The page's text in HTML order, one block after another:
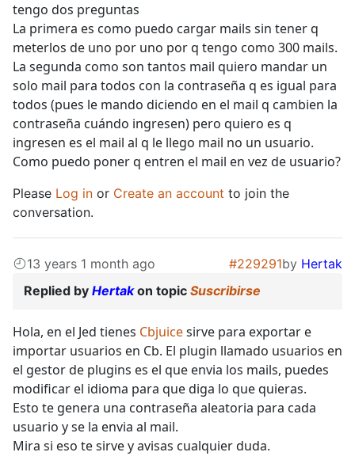
tengo dos preguntas
La primera es como puedo cargar mails sin tener q
meterlos de uno por uno por q tengo como 300 mails.
La segunda como son tantos mail quiero mandar un
solo mail para todos con la contraseña q es igual para
todos (pues le mando diciendo en el mail q cambien la
contraseña cuándo ingresen) pero quiero es q
ingresen es el mail al q le llego mail no un usuario.
Como puedo poner q entren el mail en vez de usuario?
Please Log in or Create an account to join the
conversation.
13 years 1 month ago #229291by Hertak
Replied by Hertakon topic Suscribirse
Hola, en el Jed tienes Cbjuicesirve para exportar e
importar usuarios en Cb. El plugin llamado usuarios en
el gestor de plugins es el que envia los mails, puedes
modificar el idioma para que diga lo que quieras.
Esto te genera una contraseña aleatoria para cada
usuario y se la envia al mail.
Mira si eso te sirve y avisas cualquier duda.